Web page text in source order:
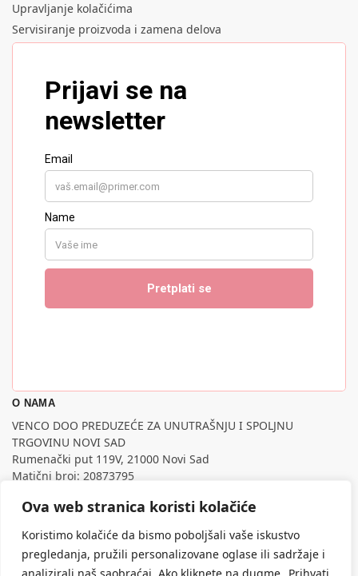
Ova web stranica koristi kolačiće
Koristimo kolačiće da bismo poboljšali vaše iskustvo
pregledanja, pružili personalizovane oglase ili sadržaje i
Upravljanje kolačićima
Servisiranje proizvoda i zamena delova
O NAMA
VENCO DOO PREDUZEĆE ZA UNUTRAŠNJU I SPOLJNU
TRGOVINU NOVI SAD
Rumenački put 119V, 21000 Novi Sad
Matični broj: 20873795
Nastojimo da budemo što precizniji u opisu proizvoda,
prikazu slika i samih cena, ali ne možemo garantovati da su
sve informacije kompletne i bez grešaka.
Svi artikli prikazani na sajtu su deo naše ponude, ali ne